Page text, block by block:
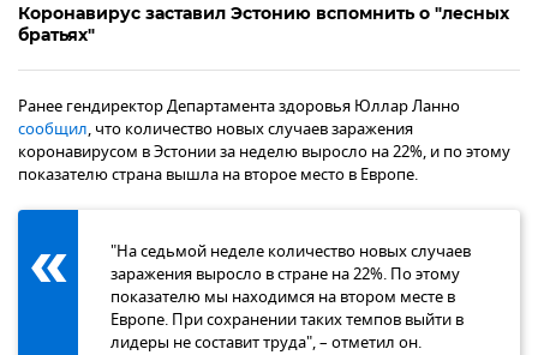
Коронавирус заставил Эстонию вспомнить о "лесных
братьях"
Ранее гендиректор Департамента здоровья Юллар Ланно
сообщил, что количество новых случаев заражения
коронавирусом в Эстонии за неделю выросло на 22%, и по этому
показателю страна вышла на второе место в Европе.
"Hа седьмой неделе количество новых случаев
заражения выросло в стране на 22%. По этому
показателю мы находимся на втором месте в
Европе. При сохранении таких темпов выйти в
лидеры не составит труда", – отметил он.